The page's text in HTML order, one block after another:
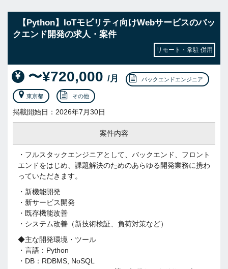
【Python】IoTモビリティ向けWebサービスのバッ
クエンド開発の求人・案件
リモート・常駐 併用
〜¥720,000 /月 バックエンドエンジニア
東京都 その他
掲載開始日：2026年7月30日
案件内容
・フルスタックエンジニアとして、バックエンド、フロント
エンドをはじめ、課題解決のためのあらゆる開発業務に携わ
っていただきます。
・新機能開発
・新サービス開発
・既存機能改善
・システム改善（新技術検証、負荷対策など）
◆主な開発環境・ツール
・言語：Python
・DB：RDBMS, NoSQL